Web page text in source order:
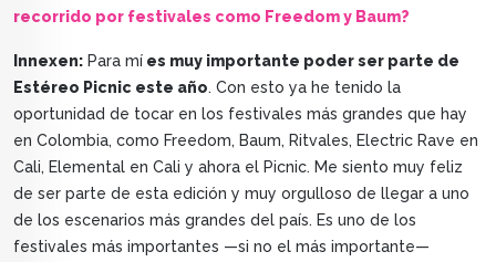
recorrido por festivales como Freedom y Baum?
Innexen: Para mí es muy importante poder ser parte de
Estéreo Picnic este año. Con esto ya he tenido la
oportunidad de tocar en los festivales más grandes que hay
en Colombia, como Freedom, Baum, Ritvales, Electric Rave en
Cali, Elemental en Cali y ahora el Picnic. Me siento muy feliz
de ser parte de esta edición y muy orgulloso de llegar a uno
de los escenarios más grandes del país. Es uno de los
festivales más importantes —si no el más importante—